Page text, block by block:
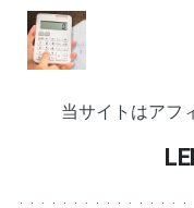
当サイトはアフ